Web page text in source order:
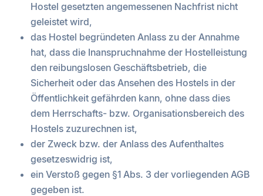
Hostel gesetzten angemessenen Nachfrist nicht
geleistet wird,
das Hostel begründeten Anlass zu der Annahme
hat, dass die Inanspruchnahme der Hostelleistung
den reibungslosen Geschäftsbetrieb, die
Sicherheit oder das Ansehen des Hostels in der
Öffentlichkeit gefährden kann, ohne dass dies
dem Herrschafts- bzw. Organisationsbereich des
Hostels zuzurechnen ist,
der Zweck bzw. der Anlass des Aufenthaltes
gesetzeswidrig ist,
ein Verstoß gegen §1 Abs. 3 der vorliegenden AGB
gegeben ist.